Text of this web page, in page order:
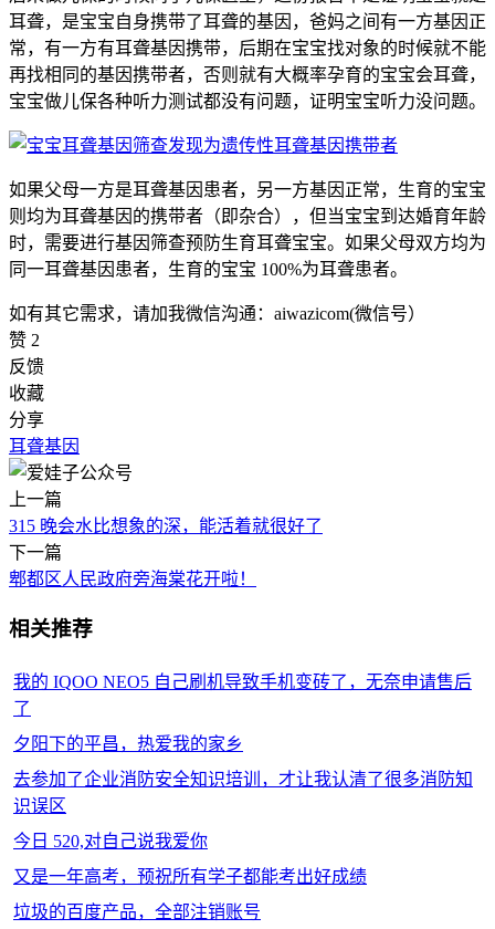
耳聋，是宝宝自身携带了耳聋的基因，爸妈之间有一方基因正
常，有一方有耳聋基因携带，后期在宝宝找对象的时候就不能
再找相同的基因携带者，否则就有大概率孕育的宝宝会耳聋，
宝宝做儿保各种听力测试都没有问题，证明宝宝听力没问题。
如果父母一方是耳聋基因患者，另一方基因正常，生育的宝宝
则均为耳聋基因的携带者（即杂合），但当宝宝到达婚育年龄
时，需要进行基因筛查预防生育耳聋宝宝。如果父母双方均为
同一耳聋基因患者，生育的宝宝 100%为耳聋患者。
如有其它需求，请加我微信沟通：aiwazicom(微信号）
赞 2
反馈
收藏
分享
耳聋基因
上一篇
315 晚会水比想象的深，能活着就很好了
下一篇
郫都区人民政府旁海棠花开啦！
相关推荐
我的 IQOO NEO5 自己刷机导致手机变砖了，无奈申请售后
了
夕阳下的平昌，热爱我的家乡
去参加了企业消防安全知识培训，才让我认清了很多消防知
识误区
今日 520,对自己说我爱你
又是一年高考，预祝所有学子都能考出好成绩
垃圾的百度产品，全部注销账号